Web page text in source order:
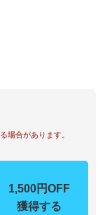
場合があります。
1,500円OFF
獲得する